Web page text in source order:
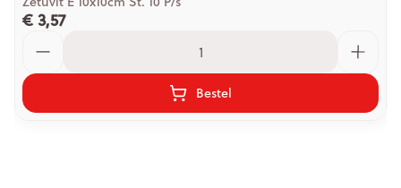
€ 3,57
Bestel